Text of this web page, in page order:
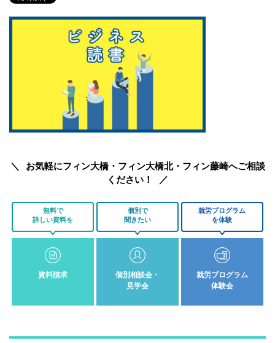
お気軽にフィン大橋・フィン大橋北・フィン藤崎へご相談
ください！
無料で
詳しい資料を
資料請求
個別で
聞きたい
個別相談会・
見学会
就労プログラム
を体験
就労プログラム
体験会